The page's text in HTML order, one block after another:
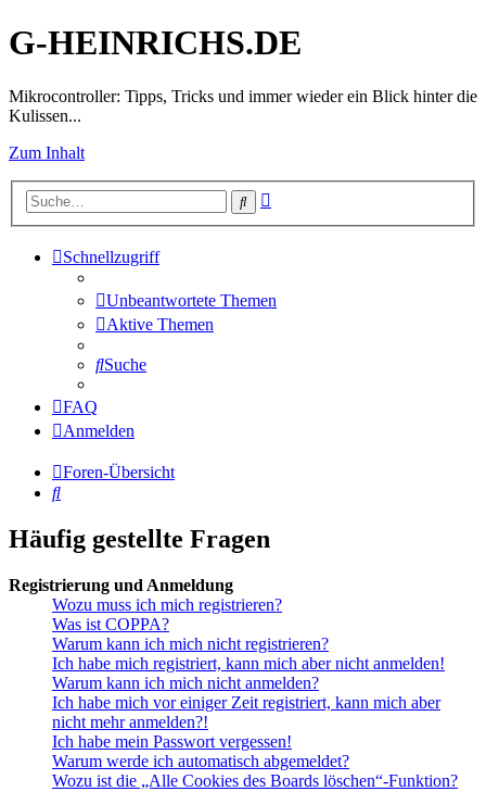
G-HEINRICHS.DE
Mikrocontroller: Tipps, Tricks und immer wieder ein Blick hinter die
Kulissen...
Zum Inhalt
Suche
Schnellzugriff
Unbeantwortete Themen
Aktive Themen
Suche
FAQ
Anmelden
Foren-Übersicht
Suche
Häufig gestellte Fragen
Registrierung und Anmeldung
Wozu muss ich mich registrieren?
Was ist COPPA?
Warum kann ich mich nicht registrieren?
Ich habe mich registriert, kann mich aber nicht anmelden!
Warum kann ich mich nicht anmelden?
Ich habe mich vor einiger Zeit registriert, kann mich aber
nicht mehr anmelden?!
Ich habe mein Passwort vergessen!
Warum werde ich automatisch abgemeldet?
Wozu ist die „Alle Cookies des Boards löschen“-Funktion?